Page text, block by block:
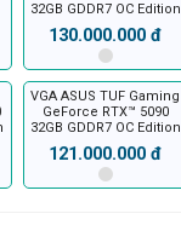
32GB GDDR7 OC Edition
130.000.000 đ
VGA ASUS TUF Gaming
GeForce RTX™ 5090
32GB GDDR7 OC Edition
121.000.000 đ